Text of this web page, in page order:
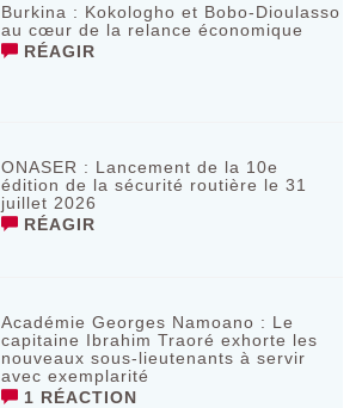
Burkina : Kokologho et Bobo-Dioulasso
au cœur de la relance économique
RÉAGIR
ONASER : Lancement de la 10e
édition de la sécurité routière le 31
juillet 2026
RÉAGIR
Académie Georges Namoano : Le
capitaine Ibrahim Traoré exhorte les
nouveaux sous-lieutenants à servir
avec exemplarité
1 RÉACTION